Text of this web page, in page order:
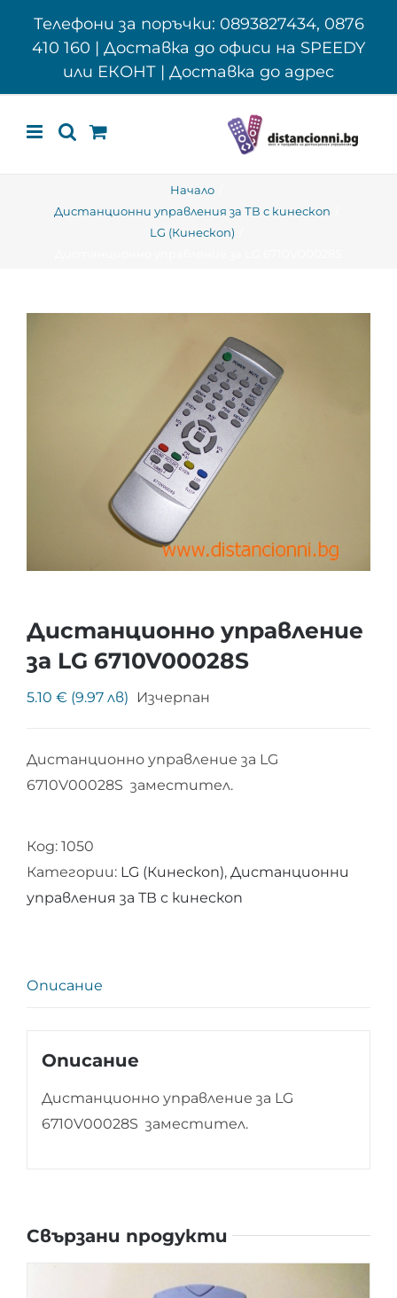
Телефони за поръчки: 0893827434, 0876
410 160 | Доставка до офиси на SPEEDY
или ЕКОНТ | Доставка до адрес
Начало
Дистанционни управления за ТВ с кинескоп
LG (Кинескоп)
Дистанционно управление
за LG 6710V00028S
5.10 € (9.97 лв) Изчерпан
Дистанционно управление за LG
6710V00028S заместител.
Код: 1050
Категории: LG (Кинескоп), Дистанционни
управления за ТВ с кинескоп
Описание
Описание
Дистанционно управление за LG
6710V00028S заместител.
Свързани продукти